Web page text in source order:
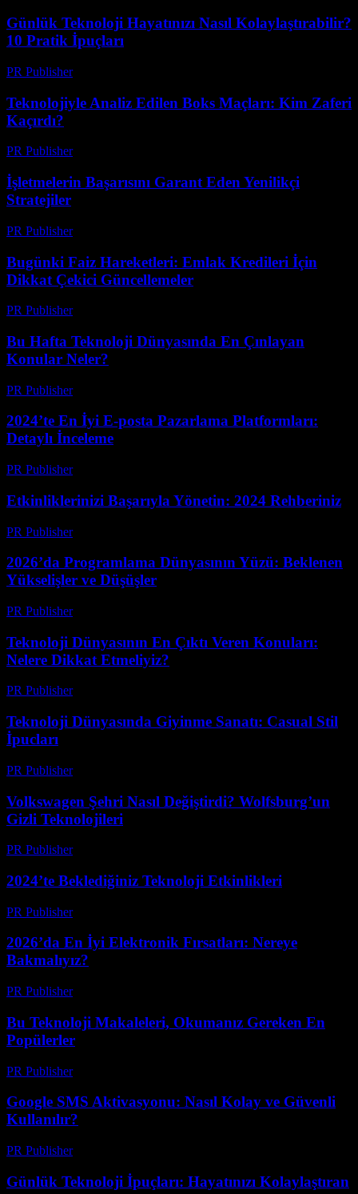
Günlük Teknoloji Hayatınızı Nasıl Kolaylaştırabilir?
10 Pratik İpuçları
PR Publisher-
Teknolojiyle Analiz Edilen Boks Maçları: Kim Zaferi
Kaçırdı?
PR Publisher-
İşletmelerin Başarısını Garant Eden Yenilikçi
Stratejiler
PR Publisher-
Bugünki Faiz Hareketleri: Emlak Kredileri İçin
Dikkat Çekici Güncellemeler
PR Publisher-
Bu Hafta Teknoloji Dünyasında En Çınlayan
Konular Neler?
PR Publisher-
2024’te En İyi E-posta Pazarlama Platformları:
Detaylı İnceleme
PR Publisher-
Etkinliklerinizi Başarıyla Yönetin: 2024 Rehberiniz
PR Publisher-
2026’da Programlama Dünyasının Yüzü: Beklenen
Yükselişler ve Düşüşler
PR Publisher-
Teknoloji Dünyasının En Çıktı Veren Konuları:
Nelere Dikkat Etmeliyiz?
PR Publisher-
Teknoloji Dünyasında Giyinme Sanatı: Casual Stil
İpucları
PR Publisher-
Volkswagen Şehri Nasıl Değiştirdi? Wolfsburg’un
Gizli Teknolojileri
PR Publisher-
2024’te Beklediğiniz Teknoloji Etkinlikleri
PR Publisher-
2026’da En İyi Elektronik Fırsatları: Nereye
Bakmalıyız?
PR Publisher-
Bu Teknoloji Makaleleri, Okumanız Gereken En
Popülerler
PR Publisher-
Google SMS Aktivasyonu: Nasıl Kolay ve Güvenli
Kullanılır?
PR Publisher-
Günlük Teknoloji İpuçları: Hayatınızı Kolaylaştıran